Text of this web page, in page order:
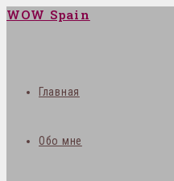
WOW Spain
Главная
Обо мне